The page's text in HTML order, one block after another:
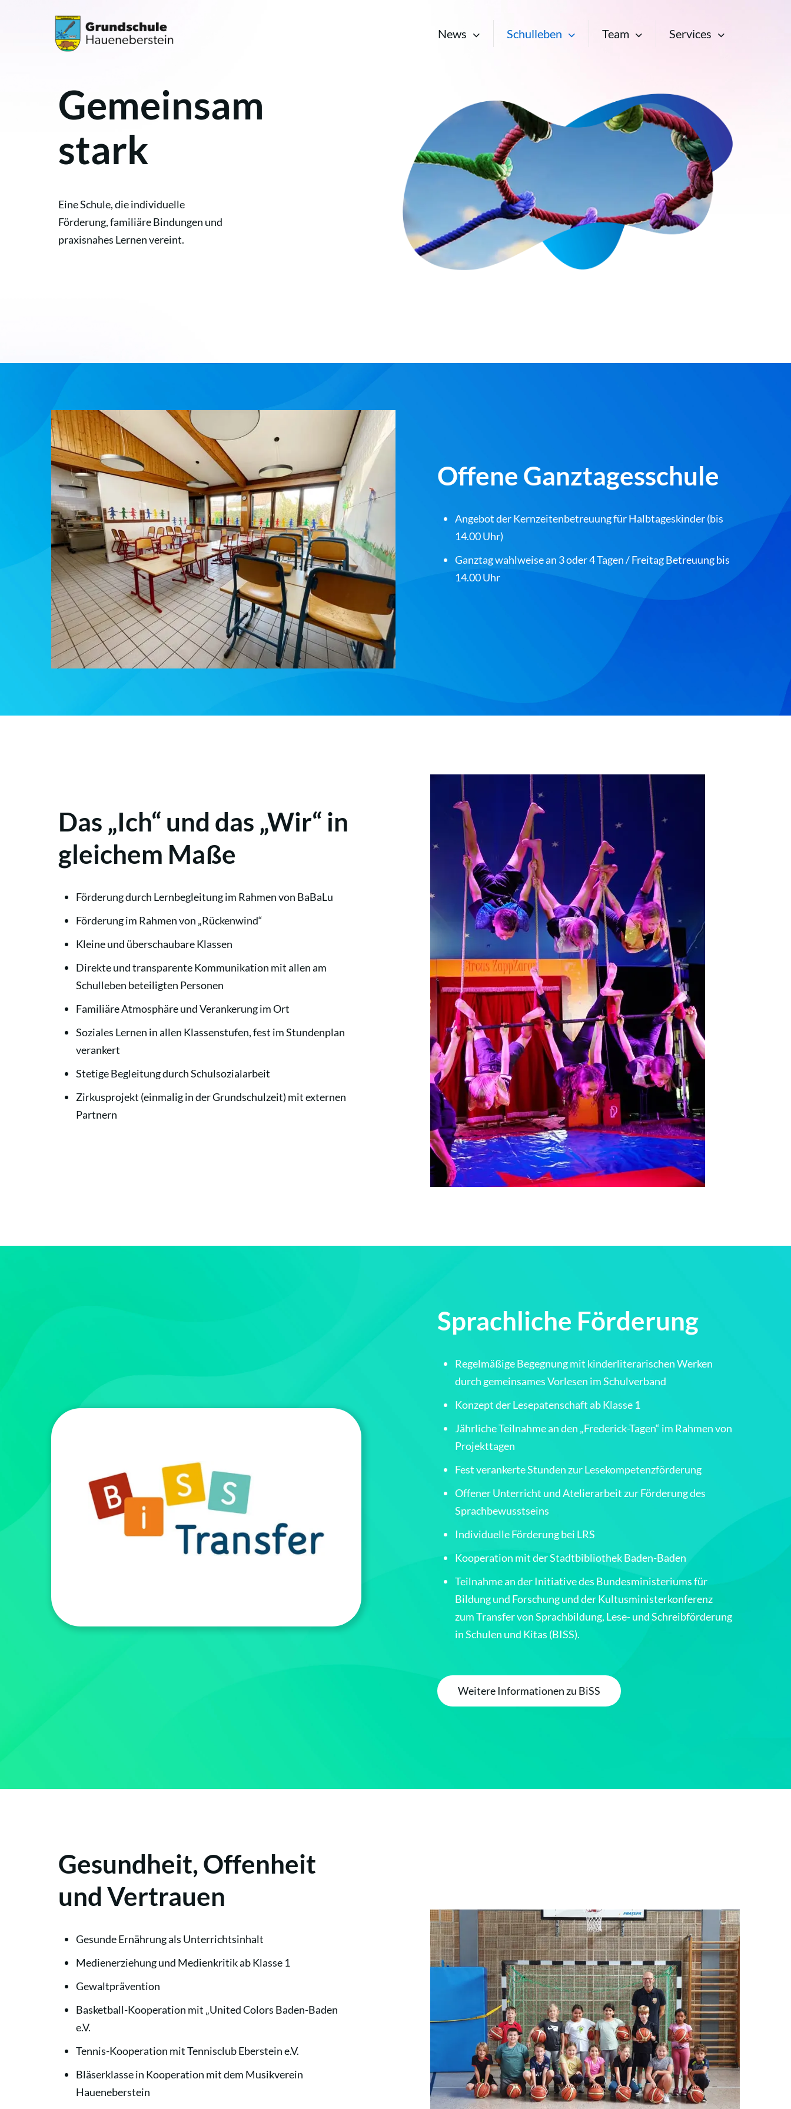
News Schulleben Team Services
Gemeinsam
stark
Eine Schule, die individuelle
Förderung, familiäre Bindungen und
praxisnahes Lernen vereint.
Offene Ganztagesschule
Angebot der Kernzeitenbetreuung für Halbtageskinder (bis
14.00 Uhr)
Ganztag wahlweise an 3 oder 4 Tagen / Freitag Betreuung bis
14.00 Uhr
Das „Ich“ und das „Wir“ in
gleichem Maße
Förderung durch Lernbegleitung im Rahmen von BaBaLu
Förderung im Rahmen von „Rückenwind“
Kleine und überschaubare Klassen
Direkte und transparente Kommunikation mit allen am
Schulleben beteiligten Personen
Familiäre Atmosphäre und Verankerung im Ort
Soziales Lernen in allen Klassenstufen, fest im Stundenplan
verankert
Stetige Begleitung durch Schulsozialarbeit
Zirkusprojekt (einmalig in der Grundschulzeit) mit externen
Partnern
Sprachliche Förderung
Regelmäßige Begegnung mit kinderliterarischen Werken
durch gemeinsames Vorlesen im Schulverband
Konzept der Lesepatenschaft ab Klasse 1
Jährliche Teilnahme an den „Frederick-Tagen“ im Rahmen von
Projekttagen
Fest verankerte Stunden zur Lesekompetenzförderung
Offener Unterricht und Atelierarbeit zur Förderung des
Sprachbewusstseins
Individuelle Förderung bei LRS
Kooperation mit der Stadtbibliothek Baden-Baden
Teilnahme an der Initiative des Bundesministeriums für
Bildung und Forschung und der Kultusministerkonferenz
zum Transfer von Sprachbildung, Lese- und Schreibförderung
in Schulen und Kitas (BISS).
Weitere Informationen zu BiSS
Gesundheit, Offenheit
und Vertrauen
Gesunde Ernährung als Unterrichtsinhalt
Medienerziehung und Medienkritik ab Klasse 1
Gewaltprävention
Basketball-Kooperation mit „United Colors Baden-Baden
e.V.
Tennis-Kooperation mit Tennisclub Eberstein e.V.
Bläserklasse in Kooperation mit dem Musikverein
Haueneberstein